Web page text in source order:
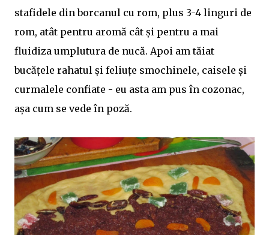
stafidele din borcanul cu rom, plus 3-4 linguri de
rom, atât pentru aromă cât și pentru a mai
fluidiza umplutura de nucă. Apoi am tăiat
bucățele rahatul și feliuțe smochinele, caisele și
curmalele confiate - eu asta am pus în cozonac,
așa cum se vede în poză.